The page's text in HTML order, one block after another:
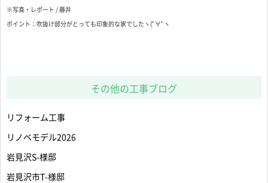
※写真・レポート / 藤井
ポイント：吹抜け部分がとっても印象的な家でしたヽ(ﾟ∀ﾟヽ
その他の工事ブログ
リフォーム工事
リノベモデル2026
岩見沢S-様邸
岩見沢市T-様邸